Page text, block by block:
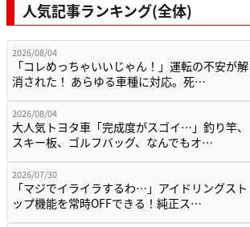
人気記事ランキング(全体)
2026/08/04
「コレめっちゃいいじゃん！」運転の不安が解
消された！ あらゆる車種に対応。死…
2026/08/04
大人気トヨタ車「完成度がスゴイ…」釣り竿、
スキー板、ゴルフバッグ、なんでもオ…
2026/07/30
「マジでイライラするわ…」アイドリングスト
ップ機能を常時OFFできる！純正ス…